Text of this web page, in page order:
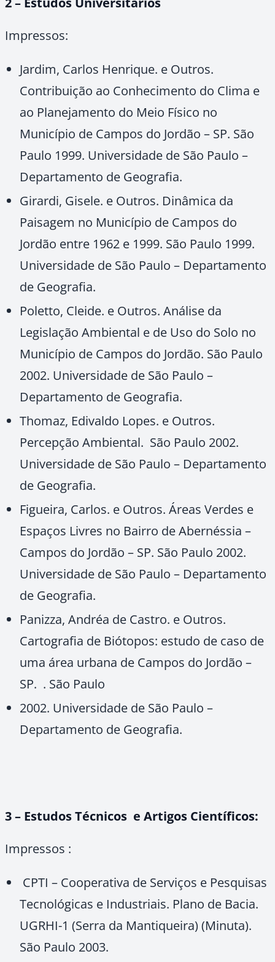
Impressos:
Jardim, Carlos Henrique. e Outros.
Contribuição ao Conhecimento do Clima e
ao Planejamento do Meio Físico no
Município de Campos do Jordão – SP. São
Paulo 1999. Universidade de São Paulo –
Departamento de Geografia.
Girardi, Gisele. e Outros. Dinâmica da
Paisagem no Município de Campos do
Jordão entre 1962 e 1999. São Paulo 1999.
Universidade de São Paulo – Departamento
de Geografia.
Poletto, Cleide. e Outros. Análise da
Legislação Ambiental e de Uso do Solo no
Município de Campos do Jordão. São Paulo
2002. Universidade de São Paulo –
Departamento de Geografia.
Thomaz, Edivaldo Lopes. e Outros.
Percepção Ambiental. São Paulo 2002.
Universidade de São Paulo – Departamento
de Geografia.
Figueira, Carlos. e Outros. Áreas Verdes e
Espaços Livres no Bairro de Abernéssia –
Campos do Jordão – SP. São Paulo 2002.
Universidade de São Paulo – Departamento
de Geografia.
Panizza, Andréa de Castro. e Outros.
Cartografia de Biótopos: estudo de caso de
uma área urbana de Campos do Jordão –
SP. . São Paulo
2002. Universidade de São Paulo –
Departamento de Geografia.
3 – Estudos Técnicos e Artigos Científicos:
Impressos :
CPTI – Cooperativa de Serviços e Pesquisas
Tecnológicas e Industriais. Plano de Bacia.
UGRHI-1 (Serra da Mantiqueira) (Minuta).
São Paulo 2003.